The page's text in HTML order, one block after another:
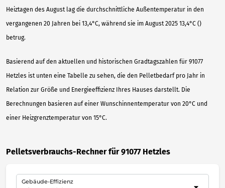
Heiztagen des August lag die durchschnittliche Außentemperatur in den
vergangenen 20 Jahren bei 13,4°C, während sie im August 2025 13,4°C ()
betrug.
Basierend auf den aktuellen und historischen Gradtagszahlen für 91077
Hetzles ist unten eine Tabelle zu sehen, die den Pelletbedarf pro Jahr in
Relation zur Größe und Energieeffizienz Ihres Hauses darstellt. Die
Berechnungen basieren auf einer Wunschinnentemperatur von 20°C und
einer Heizgrenztemperatur von 15°C.
Pelletsverbrauchs-Rechner für 91077 Hetzles
Gebäude-Effizienz